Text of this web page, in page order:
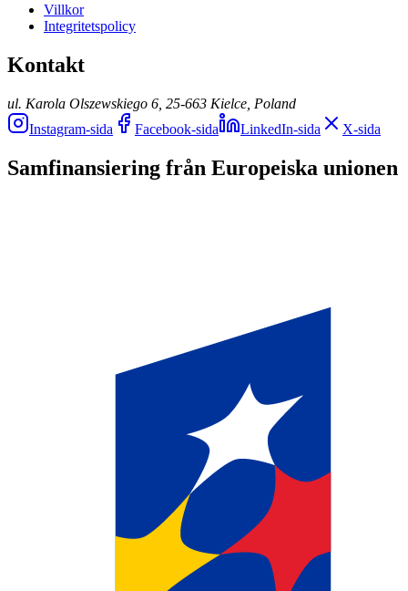
Villkor
Integritetspolicy
Kontakt
ul. Karola Olszewskiego 6, 25-663 Kielce, Poland
Instagram-sida
Facebook-sida LinkedIn-sida X-sida
Samfinansiering från Europeiska unionen